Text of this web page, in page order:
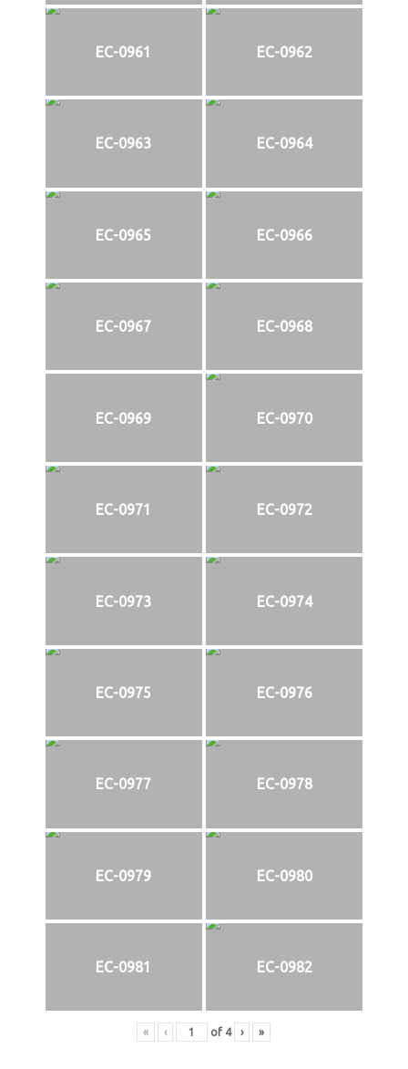
EC-0961 EC-0962
EC-0963 EC-0964
EC-0965 EC-0966
EC-0967 EC-0968
EC-0969 EC-0970
EC-0971 EC-0972
EC-0973 EC-0974
EC-0975 EC-0976
EC-0977 EC-0978
EC-0979 EC-0980
EC-0981 EC-0982
« ‹ of 4 › »